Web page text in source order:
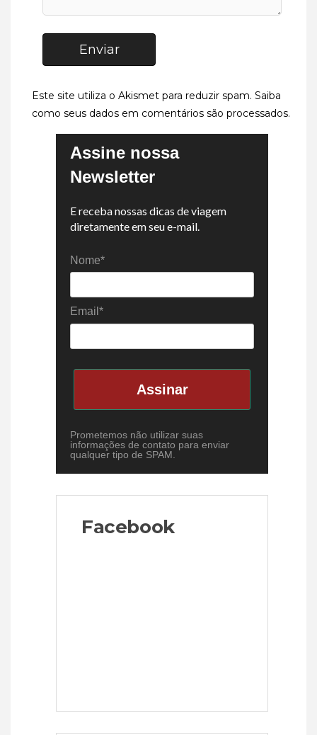
Enviar
Este site utiliza o Akismet para reduzir spam. Saiba
como seus dados em comentários são processados.
Assine nossa
Newsletter
E receba nossas dicas de viagem
diretamente em seu e-mail.
Nome*
Email*
Assinar
Prometemos não utilizar suas
informações de contato para enviar
qualquer tipo de SPAM.
Facebook